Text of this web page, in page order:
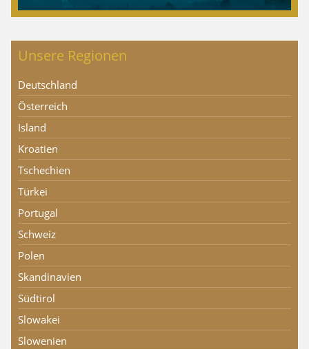
Unsere Regionen
Deutschland
Österreich
Island
Kroatien
Tschechien
Türkei
Portugal
Schweiz
Polen
Skandinavien
Südtirol
Slowakei
Slowenien